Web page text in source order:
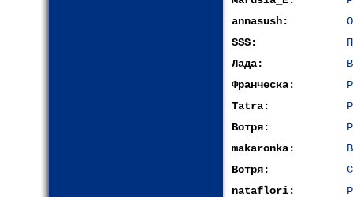
annasush:
SSS:
Лада:
Франческа:
Tatra:
Вотря:
makaronka:
Вотря:
nataflori: